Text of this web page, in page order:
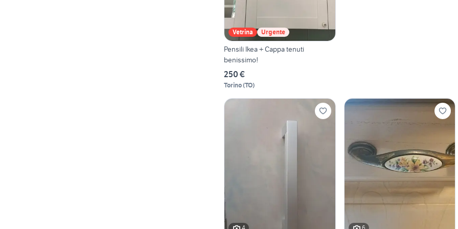
Vetrina Urgente
Pensili Ikea + Cappa tenuti
benissimo!
250 €
Torino(TO)